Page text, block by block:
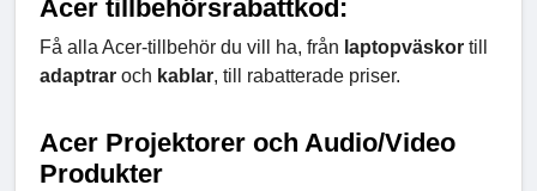
Acer tillbehörsrabattkod:
Få alla Acer-tillbehör du vill ha, från laptopväskor till
adaptrar och kablar, till rabatterade priser.
Acer Projektorer och Audio/Video
Produkter